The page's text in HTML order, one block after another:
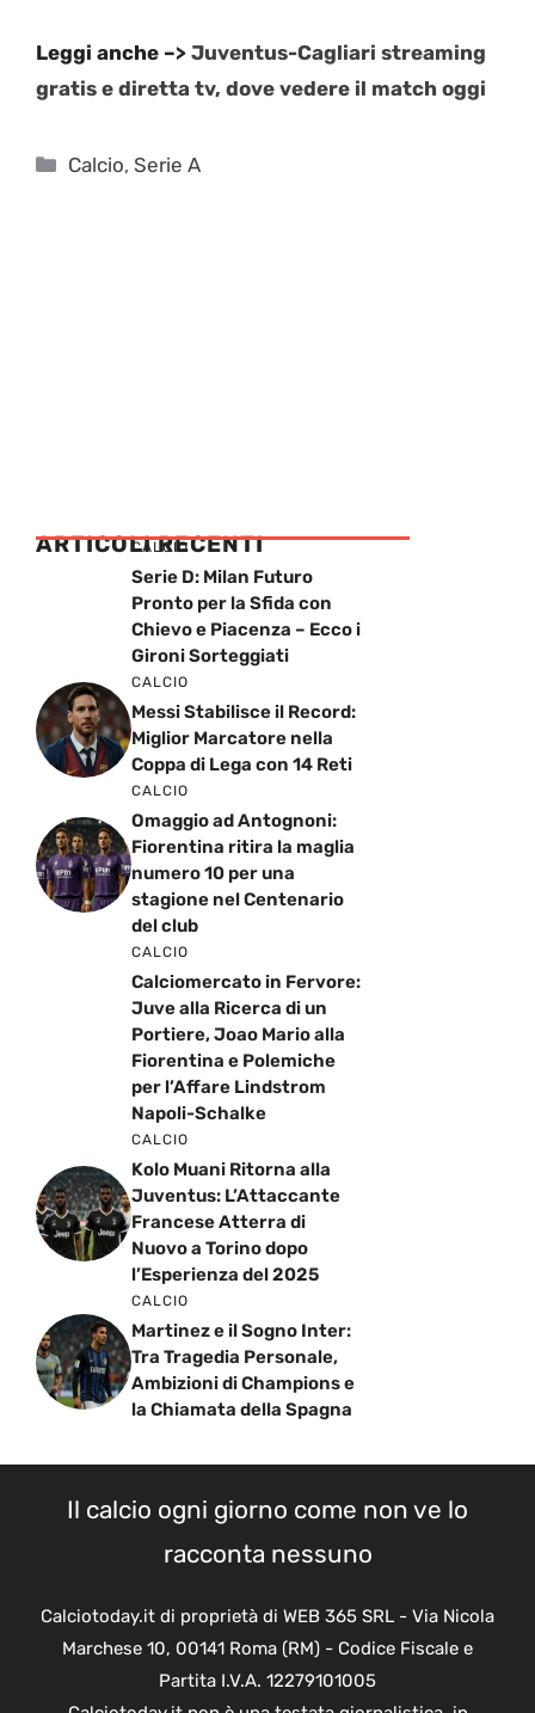
Leggi anche –> Juventus-Cagliari streaming
gratis e diretta tv, dove vedere il match oggi
Categorie
Calcio,Serie A
ARTICOLI RECENTI
CALCIO
Serie D: Milan Futuro
Pronto per la Sfida con
Chievo e Piacenza – Ecco i
Gironi Sorteggiati
CALCIO
Messi Stabilisce il Record:
Miglior Marcatore nella
Coppa di Lega con 14 Reti
CALCIO
Omaggio ad Antognoni:
Fiorentina ritira la maglia
numero 10 per una
stagione nel Centenario
del club
CALCIO
Calciomercato in Fervore:
Juve alla Ricerca di un
Portiere, Joao Mario alla
Fiorentina e Polemiche
per l’Affare Lindstrom
Napoli-Schalke
CALCIO
Kolo Muani Ritorna alla
Juventus: L’Attaccante
Francese Atterra di
Nuovo a Torino dopo
l’Esperienza del 2025
CALCIO
Martinez e il Sogno Inter:
Tra Tragedia Personale,
Ambizioni di Champions e
la Chiamata della Spagna
Il calcio ogni giorno come non ve lo
racconta nessuno
Calciotoday.it di proprietà di WEB 365 SRL - Via Nicola
Marchese 10, 00141 Roma (RM) - Codice Fiscale e
Partita I.V.A. 12279101005